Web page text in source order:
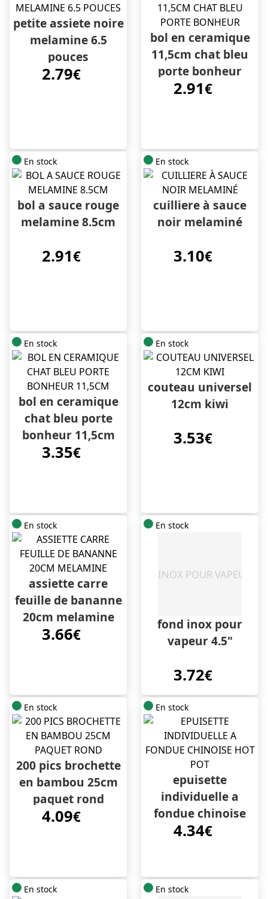
petite assiete noire
melamine 6.5
pouces
2.79€
bol en ceramique
11,5cm chat bleu
porte bonheur
2.91€
En stock
bol a sauce rouge
melamine 8.5cm
2.91€
En stock
cuilliere à sauce
noir melaminé
3.10€
En stock
bol en ceramique
chat bleu porte
bonheur 11,5cm
3.35€
En stock
couteau universel
12cm kiwi
3.53€
En stock
assiette carre
feuille de bananne
20cm melamine
3.66€
En stock
fond inox pour
vapeur 4.5"
3.72€
En stock
200 pics brochette
en bambou 25cm
paquet rond
4.09€
En stock
epuisette
individuelle a
fondue chinoise
hot pot
4.34€
En stock En stock